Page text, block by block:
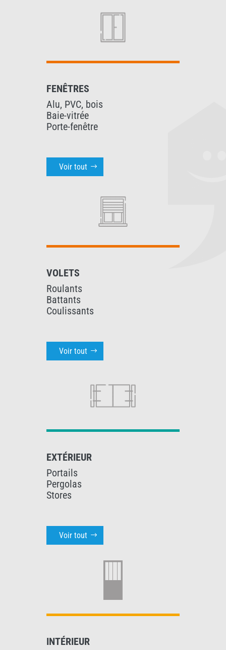
FENÊTRES
Alu, PVC, bois
Baie-vitrée
Porte-fenêtre
Voir tout
VOLETS
Roulants
Battants
Coulissants
Voir tout
EXTÉRIEUR
Portails
Pergolas
Stores
Voir tout
INTÉRIEUR